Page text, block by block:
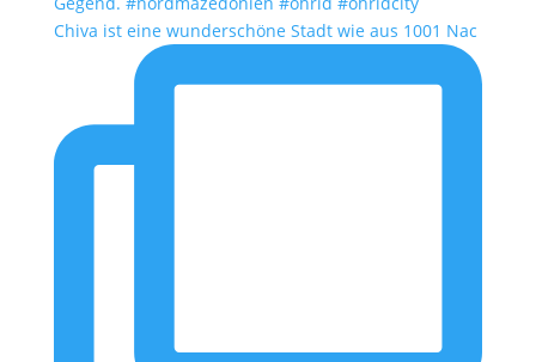
Chiva ist eine wunderschöne Stadt wie aus 1001 Nac